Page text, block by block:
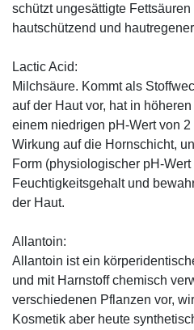
schützt ungesättigte
hautschützend und
Lactic Acid:
Milchsäure. Kommt als
auf der Haut vor, hat in
einem niedrigen pH-Wert von
Wirkung auf die Hornschicht,
Form (physiologischer pH-
Feuchtigkeitsgehalt und
der Haut.
Allantoin:
Allantoin ist ein
und mit Harnstoff chemisch
verschiedenen Pflanzen vor,
Kosmetik aber heute